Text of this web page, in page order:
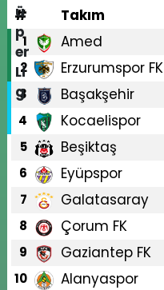
#
Takım
1 Amed
2 Erzurumspor FK
3 Başakşehir
4 Kocaelispor
5 Beşiktaş
6 Eyüpspor
7 Galatasaray
8 Çorum FK
9 Gaziantep FK
10 Alanyaspor